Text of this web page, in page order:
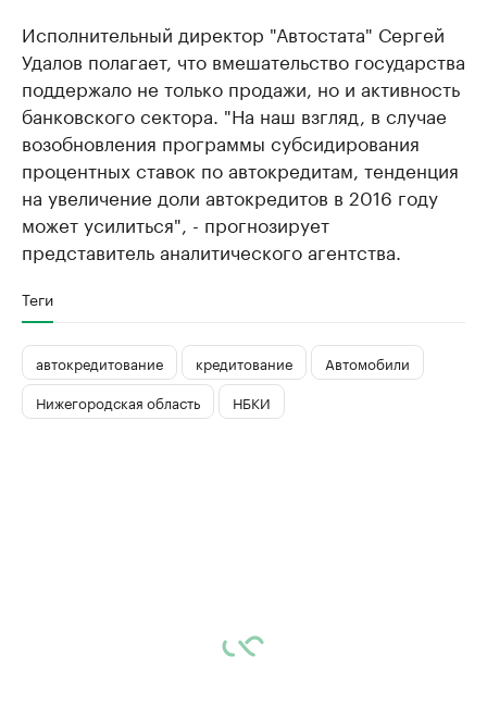
Исполнительный директор "Автостата" Сергей
Удалов полагает, что вмешательство государства
поддержало не только продажи, но и активность
банковского сектора. "На наш взгляд, в случае
возобновления программы субсидирования
процентных ставок по автокредитам, тенденция
на увеличение доли автокредитов в 2016 году
может усилиться", - прогнозирует
представитель аналитического агентства.
Теги
автокредитование кредитование
Автомобили
Нижегородская область
НБКИ